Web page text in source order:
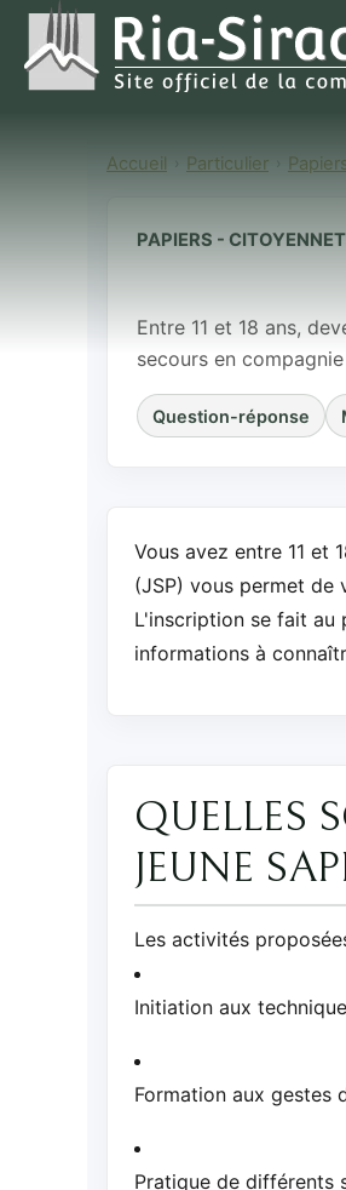
Accueil Particulier
PAPIERS -
Entre 11 et 18 ans,
secours en
Question-réponse
Vous avez entre 11 et
(JSP) vous permet de
L'inscription se fait au
informations à
QUELLES
JEUNE
Les activités
Initiation aux
Formation aux gestes
Pratique de différents